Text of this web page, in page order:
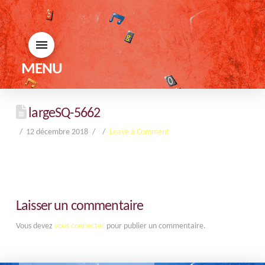
MENU
largeSQ-5662
12 décembre 2018 Leave a Comment
Laisser un commentaire
Vous devez vous connecterpour publier un commentaire.